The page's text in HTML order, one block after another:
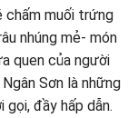
muối trứng
nhúng mẻ- món
quen của người
Sơn là những
đầy hấp dẫn.